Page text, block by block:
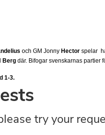
och GM Jonny Hectorspelar
Bergdär. Bifogar svenskarnas partier
1-3.